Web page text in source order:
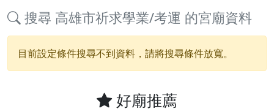
搜尋 高雄市祈求學業/考運 的宮廟資料
目前設定條件搜尋不到資料，請將搜尋條件放寬。
好廟推薦